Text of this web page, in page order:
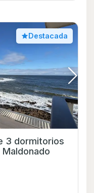
Destacada
3 dormitorios
Maldonado